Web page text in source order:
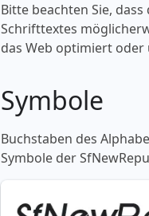
Bitte beachten Sie,
Schrifttextes
das Web optimiert
Symbole
Buchstaben des
Symbole der